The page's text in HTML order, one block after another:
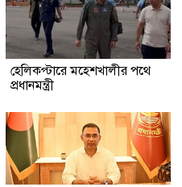
হেলিকপ্টারে মহেশখালীর পথে
প্রধানমন্ত্রী